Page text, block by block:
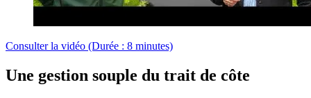
Consulter la vidéo (Durée : 8 minutes)
Une gestion souple du trait de côte